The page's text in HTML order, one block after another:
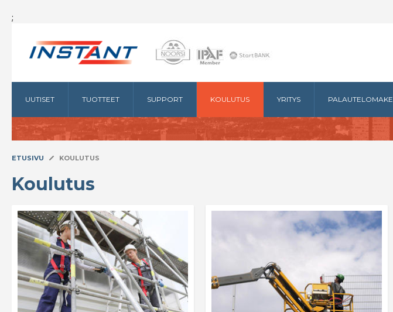
;
UUTISET TUOTTEET SUPPORT KOULUTUS YRITYS PALAUTELOMAKE
ETUSIVU KOULUTUS
Koulutus